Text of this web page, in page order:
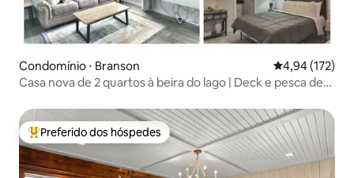
Condomínio ⋅ Branson 4,94 de uma
4,94 (172)
Casa nova de 2 quartos à beira do lago | Deck e pesca de
Entre os melhores preferidos dos hóspedes
Preferido dos hóspedes